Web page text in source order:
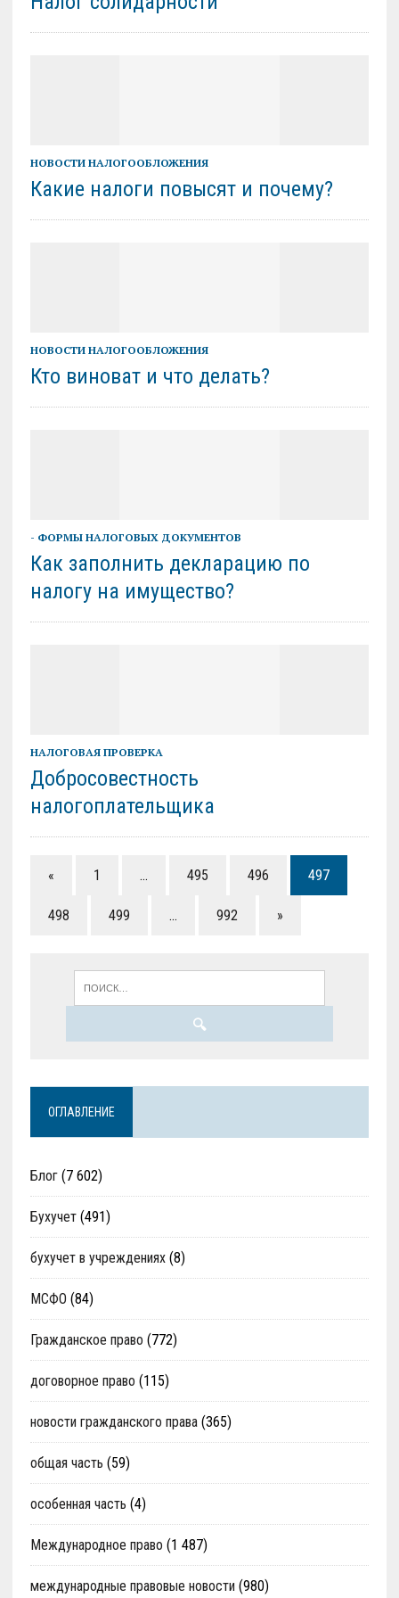
НОВОСТИ НАЛОГООБЛОЖЕНИЯ
Какие налоги повысят и почему?
НОВОСТИ НАЛОГООБЛОЖЕНИЯ
Кто виноват и что делать?
- ФОРМЫ НАЛОГОВЫХ ДОКУМЕНТОВ
Как заполнить декларацию по
налогу на имущество?
НАЛОГОВАЯ ПРОВЕРКА
Добросовестность
налогоплательщика
« 1 … 495 496 497
498 499 … 992 »
ОГЛАВЛЕНИЕ
Блог(7 602)
Бухучет(491)
бухучет в учреждениях(8)
МСФО (84)
Гражданское право (772)
договорное право (115)
новости гражданского права(365)
общая часть (59)
особенная часть (4)
Международное право (1 487)
международные правовые новости (980)